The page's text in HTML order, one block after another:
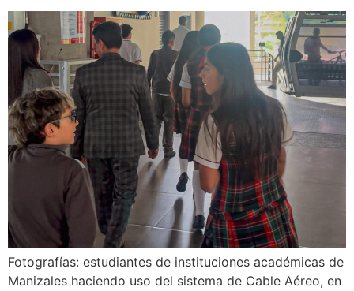
Fotografías: estudiantes de instituciones académicas de
Manizales haciendo uso del sistema de Cable Aéreo, en